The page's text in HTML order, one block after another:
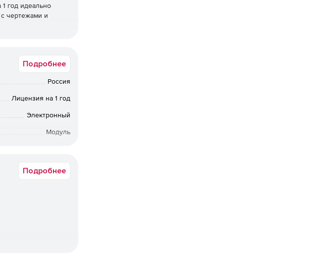
год идеально
чертежами и
ускоряет работу с
чертежами
Подробнее
Россия
Лицензия на 1 год
Электронный
Модуль
Подробнее